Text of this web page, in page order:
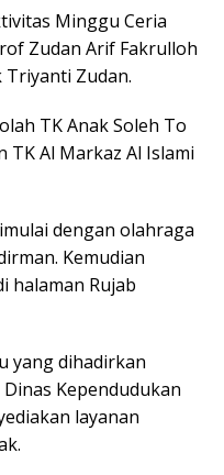
Minggu Ceria
Zudan Arif Fakrulloh
Triyanti Zudan.
TK Anak Soleh To
TK Al Markaz Al Islami
dengan olahraga
Kemudian
halaman Rujab
yang dihadirkan
Kependudukan
layanan